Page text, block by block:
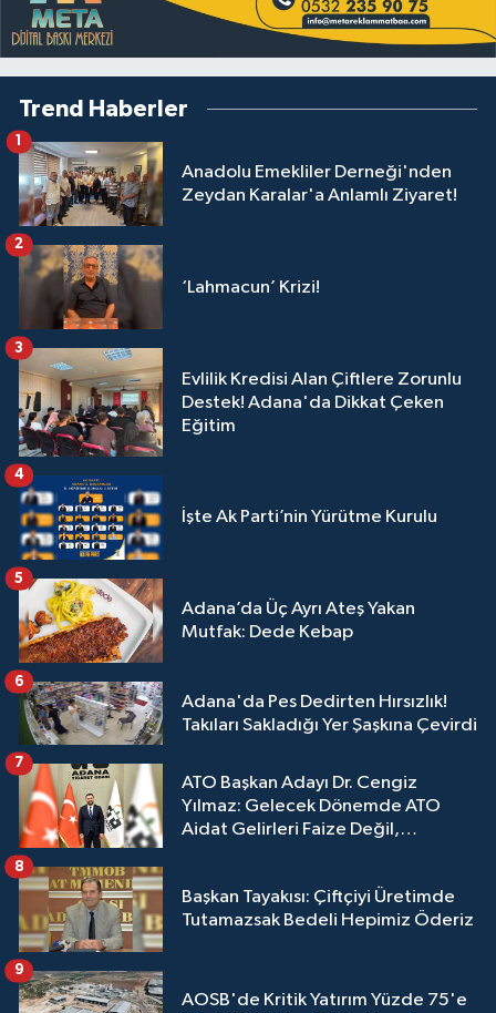
Trend Haberler
Anadolu Emekliler Derneği'nden
Zeydan Karalar'a Anlamlı Ziyaret!
1
‘Lahmacun’ Krizi!
2
Evlilik Kredisi Alan Çiftlere Zorunlu
Destek! Adana'da Dikkat Çeken
Eğitim
3
İşte Ak Parti’nin Yürütme Kurulu
4
Adana’da Üç Ayrı Ateş Yakan
Mutfak: Dede Kebap
5
Adana'da Pes Dedirten Hırsızlık!
Takıları Sakladığı Yer Şaşkına Çevirdi
6
ATO Başkan Adayı Dr. Cengiz
Yılmaz: Gelecek Dönemde ATO
Aidat Gelirleri Faize Değil,
7
Başkan Tayakısı: Çiftçiyi Üretimde
Tutamazsak Bedeli Hepimiz Öderiz
8
AOSB'de Kritik Yatırım Yüzde 75'e
9